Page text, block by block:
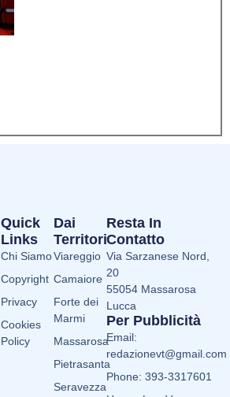
Dai
Territori
Viareggio
Camaiore
Forte dei
Marmi
Massarosa
Pietrasanta
Seravezza
Quick
Links
Chi Siamo
Copyright
Privacy
Cookies
Policy
Resta In
Contatto
Via Sarzanese Nord,
20
55054 Massarosa
Lucca
Per Pubblicità
Email:
redazionevt@gmail.com
Phone: 393-3317601